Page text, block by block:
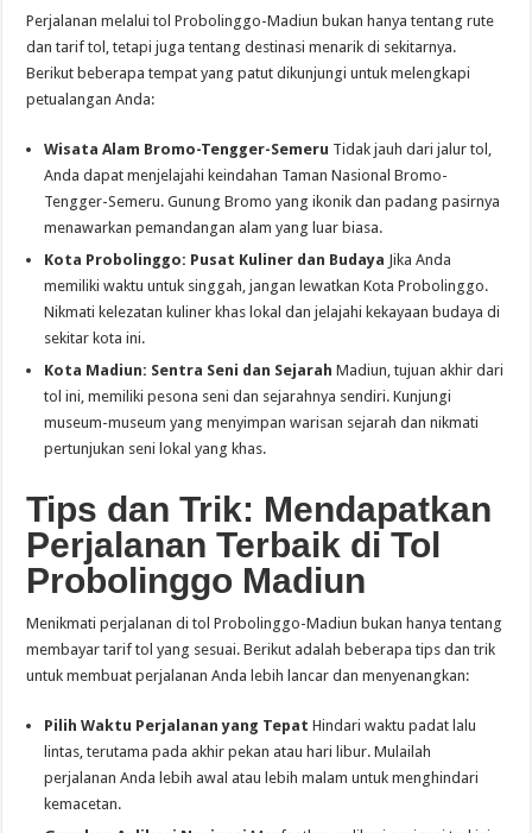
Perjalanan melalui tol Probolinggo-Madiun bukan hanya tentang rute
dan tarif tol, tetapi juga tentang destinasi menarik di sekitarnya.
Berikut beberapa tempat yang patut dikunjungi untuk melengkapi
petualangan Anda:
Wisata Alam Bromo-Tengger-Semeru Tidak jauh dari jalur tol,
Anda dapat menjelajahi keindahan Taman Nasional Bromo-
Tengger-Semeru. Gunung Bromo yang ikonik dan padang pasirnya
menawarkan pemandangan alam yang luar biasa.
Kota Probolinggo: Pusat Kuliner dan Budaya Jika Anda
memiliki waktu untuk singgah, jangan lewatkan Kota Probolinggo.
Nikmati kelezatan kuliner khas lokal dan jelajahi kekayaan budaya di
sekitar kota ini.
Kota Madiun: Sentra Seni dan Sejarah Madiun, tujuan akhir dari
tol ini, memiliki pesona seni dan sejarahnya sendiri. Kunjungi
museum-museum yang menyimpan warisan sejarah dan nikmati
pertunjukan seni lokal yang khas.
Tips dan Trik: Mendapatkan
Perjalanan Terbaik di Tol
Probolinggo Madiun
Menikmati perjalanan di tol Probolinggo-Madiun bukan hanya tentang
membayar tarif tol yang sesuai. Berikut adalah beberapa tips dan trik
untuk membuat perjalanan Anda lebih lancar dan menyenangkan:
Pilih Waktu Perjalanan yang Tepat Hindari waktu padat lalu
lintas, terutama pada akhir pekan atau hari libur. Mulailah
perjalanan Anda lebih awal atau lebih malam untuk menghindari
kemacetan.